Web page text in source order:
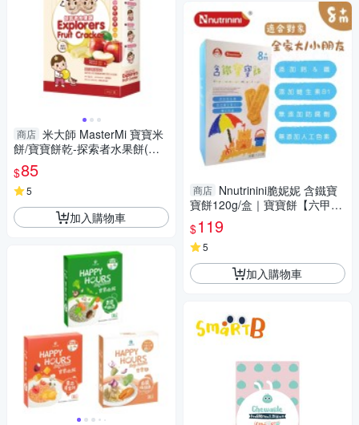
商店 米大師 MasterMi 寶寶米
餅/寶寶餅乾-探索者水果餅(蘋
果香蕉)
$85
5
加入購物車
商店 Nnutrinini脆妮妮 含鐵寶
寶餅120g/盒｜寶寶餅【六甲媽
咪】
$119
5
加入購物車